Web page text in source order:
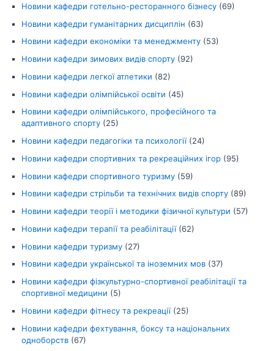
Новини кафедри готельно-ресторанного бізнесу (69)
Новини кафедри гуманітарних дисциплін (63)
Новини кафедри економіки та менеджменту (53)
Новини кафедри зимових видів спорту (92)
Новини кафедри легкої атлетики (82)
Новини кафедри олімпійської освіти (45)
Новини кафедри олімпійського, професійного та
адаптивного спорту (25)
Новини кафедри педагогіки та психології(24)
Новини кафедри спортивних та рекреаційних ігор (95)
Новини кафедри спортивного туризму (59)
Новини кафедри стрільби та технічних видів спорту (89)
Новини кафедри теорії і методики фізичної культури (57)
Новини кафедри терапії та реабілітації(62)
Новини кафедри туризму (27)
Новини кафедри української та іноземних мов (37)
Новини кафедри фізкультурно-спортивної реабілітації та
спортивної медицини (5)
Новини кафедри фітнесу та рекреації(25)
Новини кафедри фехтування, боксу та національних
одноборств (67)